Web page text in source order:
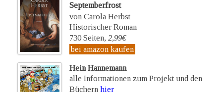
Septemberfrost
von Carola Herbst
Historischer Roman
730 Seiten, 2,99€
bei amazon kaufen
Hein Hannemann
alle Informationen zum Projekt und den
Büchern hier